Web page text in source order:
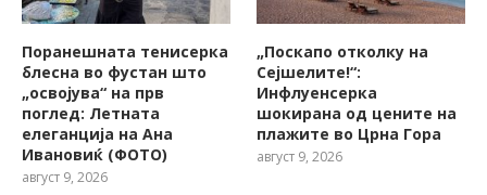
Поранешната тенисерка
блесна во фустан што
„освојува“ на прв
поглед: Летната
елеганција на Ана
Ивановиќ (ФОТО)
август 9, 2026
„Поскапо отколку на
Сејшелите!“:
Инфлуенсерка
шокирана од цените на
плажите во Црна Гора
август 9, 2026